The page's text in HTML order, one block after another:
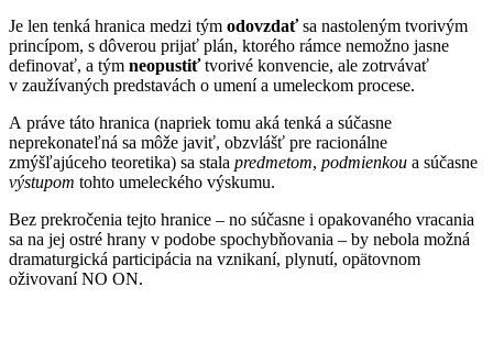
Je len tenká hranica medzi tým odovzdaťsa nastoleným tvorivým
princípom, s dôverou prijať plán, ktorého rámce nemožno jasne
definovať, a tým neopustiťtvorivé konvencie, ale zotrvávať
v zaužívaných predstavách o umení a umeleckom procese.
A práve táto hranica (napriek tomu aká tenká a súčasne
neprekonateľná sa môže javiť, obzvlášť pre racionálne
zmýšľajúceho teoretika) sa stala predmetom, podmienkou a súčasne
výstupom tohto umeleckého výskumu.
Bez prekročenia tejto hranice – no súčasne i opakovaného vracania
sa na jej ostré hrany v podobe spochybňovania – by nebola možná
dramaturgická participácia na vznikaní, plynutí, opätovnom
oživovaní NO ON.